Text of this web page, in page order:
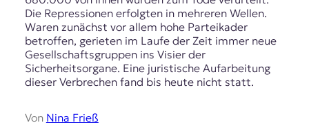
Die Repressionen erfolgten in mehreren Wellen.
Waren zunächst vor allem hohe Parteikader
betroffen, gerieten im Laufe der Zeit immer neue
Gesellschaftsgruppen ins Visier der
Sicherheitsorgane. Eine juristische Aufarbeitung
dieser Verbrechen fand bis heute nicht statt.
Von Nina Frieß